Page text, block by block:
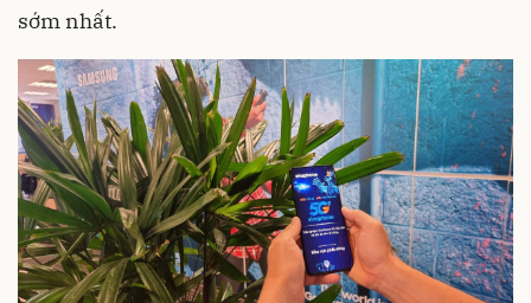
sớm nhất.